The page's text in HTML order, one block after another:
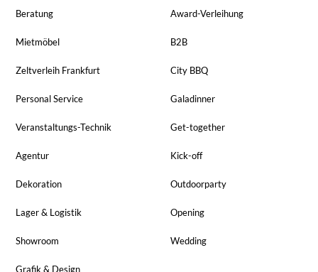
Beratung
Mietmöbel
Zeltverleih Frankfurt
Personal Service
Veranstaltungs-Technik
Agentur
Dekoration
Lager & Logistik
Showroom
Grafik & Design
Award-Verleihung
B2B
City BBQ
Galadinner
Get-together
Kick-off
Outdoorparty
Opening
Wedding